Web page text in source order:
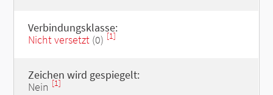
Verbindungsklasse:
Nicht versetzt(0) [1]
Zeichen wird gespiegelt:
Nein [1]